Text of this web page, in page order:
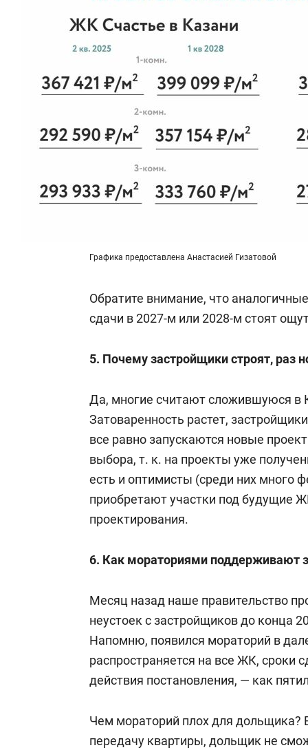
Графика предоставлена Анастасией Гизатовой
Обратите внимание, что
сдачи в 2027-м или 2028-м стоят
5. Почему застройщики строят, раз
Да, многие считают сложившуюся в
Затоваренность растет,
все равно запускаются новые
выбора, т. к. на проекты уже
есть и оптимисты (среди них много
приобретают участки под будущие
проектирования.
6. Как мораториями поддерживают
Месяц назад наше правительство
неустоек с застройщиков до конца
Напомню, появился мораторий в
распространяется на все ЖК, сроки
действия постановления, — как
Чем мораторий плох для дольщика?
передачу квартиры, дольщик не